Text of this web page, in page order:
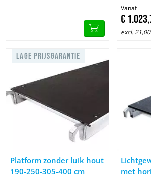
Vanaf
€1.023,
excl.
LAGE PRIJSGARANTIE
Afbeelding Platform zonder luik hout
Platform zonder luik hout
190-250-305-400 cm
met